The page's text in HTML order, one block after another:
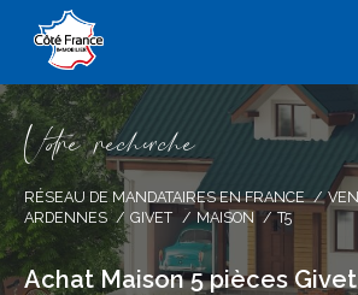
Vore recece
RÉSEAU DE MANDATAIRES EN FRANCE
ARDENNES
GIVET MAISON T5
Achat Maison 5 pièces Givet
Effectuer une
et trouver le bien qui
critères